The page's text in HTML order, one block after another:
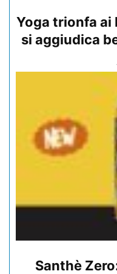
Yoga trionfa ai
si aggiudica
Santhè